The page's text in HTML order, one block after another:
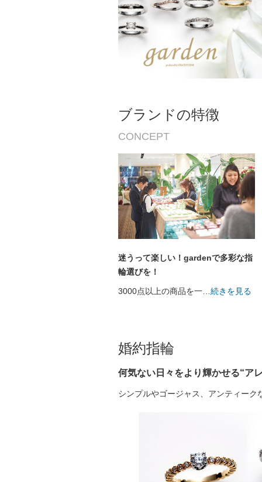
ブランドの特徴
CONCEPT
迷うって楽しい！gardenで多彩な指
輪選びを！
3000点以上の商品を一…続きを見る
婚約指輪
何気ない日々をより輝かせる“ア
シンプルやゴージャス、アンティー